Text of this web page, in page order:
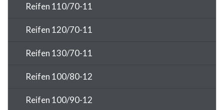
Reifen 110/70-11
Reifen 120/70-11
Reifen 130/70-11
Reifen 100/80-12
Reifen 100/90-12